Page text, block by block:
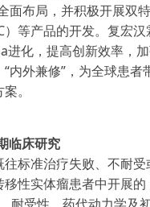
面布局，并积极开展双
）等产品的开发。复宏
进化，提高创新效率，
“内外兼修” ，为全球患
。
临床研究
标准治疗失败、不耐
性实体瘤患者中开展